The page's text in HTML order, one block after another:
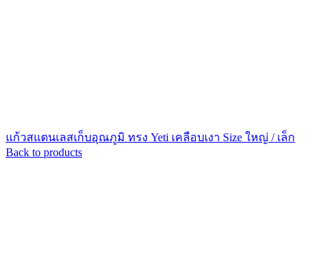
แก้วสแตนเลสเก็บอุณภูมิ ทรง Yeti เคลือบเงา Size ใหญ่ / เล็ก
Back to products